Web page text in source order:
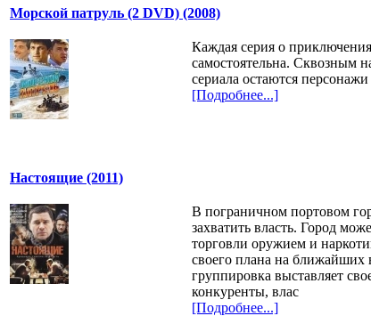
Морской патруль (2 DVD) (2008)
Каждая серия о
самостоятельна. Сквозным
сериала остаются
[Подробнее...]
Настоящие (2011)
В пограничном портовом
захватить власть. Город
торговли оружием и
своего плана на ближайших
группировка выставляет
конкуренты, влас
[Подробнее...]